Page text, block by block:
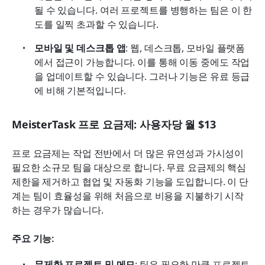
될 수 있습니다. 여러 프로젝트를 병행하는 팀은 이 한
도를 일찍 초과할 수 있습니다.
모바일 및 데스크톱 앱: 웹, 데스크톱, 모바일 플랫폼
에서 접근이 가능합니다. 이를 통해 이동 중에도 작업
을 업데이트할 수 있습니다. 그러나 기능은 유료 등급
에 비해 기본적입니다.
MeisterTask 프로 요금제: 사용자당 월 $13
프로 요금제는 작업 전반에서 더 많은 유연성과 가시성이
필요한 소규모 팀을 대상으로 합니다. 무료 요금제의 핵심
제한을 제거하고 협업 및 자동화 기능을 도입합니다. 이 단
계는 팀이 효율성을 위해 처음으로 비용을 지불하기 시작
하는 경우가 많습니다.
주요 기능: